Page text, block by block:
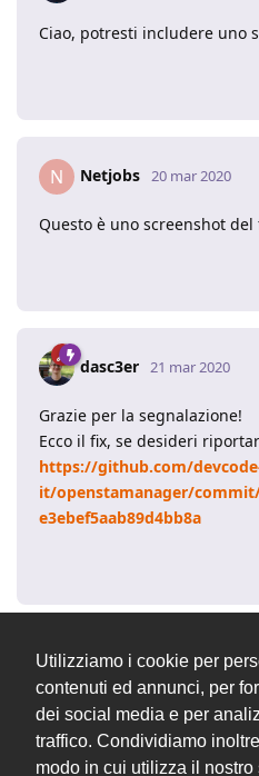
Utilizziamo i cookie per
contenuti ed annunci, per
dei social media e per
traffico. Condividiamo
modo in cui utilizza il nostro
Ciao, potresti includere uno
N Netjobs 20 mar 2020
Questo è uno screenshot
dasc3er 21 mar 2020
Grazie per la segnalazione!
Ecco il fix, se desideri
https://github.com/
it/openstamanager/commit/
e3ebef5aab89d4bb8a
N Netjobs 21 mar 2020
Ho apportato la modifica ma
riportata al doppio. Allego
La dimensione dei caratteri